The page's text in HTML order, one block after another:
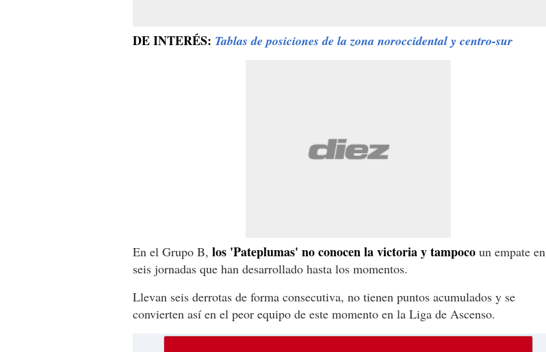
DE INTERÉS: Tablas de posiciones de la zona noroccidental y centro-sur
En el Grupo B, los 'Pateplumas' no conocen la victoria y tampoco un empate en
seis jornadas que han desarrollado hasta los momentos.
Llevan seis derrotas de forma consecutiva, no tienen puntos acumulados y se
convierten así en el peor equipo de este momento en la Liga de Ascenso.